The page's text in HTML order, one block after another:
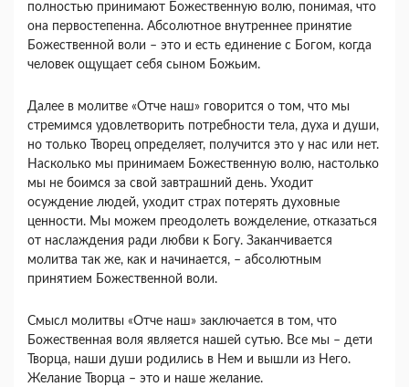
полностью принимают Божественную волю, понимая, что
она первостепенна. Абсолютное внутреннее принятие
Божественной воли – это и есть единение с Богом, когда
человек ощущает себя сыном Божьим.
Далее в молитве «Отче наш» говорится о том, что мы
стремимся удовлетворить потребности тела, духа и души,
но только Творец определяет, получится это у нас или нет.
Насколько мы принимаем Божественную волю, настолько
мы не боимся за свой завтрашний день. Уходит
осуждение людей, уходит страх потерять духовные
ценности. Мы можем преодолеть вожделение, отказаться
от наслаждения ради любви к Богу. Заканчивается
молитва так же, как и начинается, – абсолютным
принятием Божественной воли.
Смысл молитвы «Отче наш» заключается в том, что
Божественная воля является нашей сутью. Все мы – дети
Творца, наши души родились в Нем и вышли из Него.
Желание Творца – это и наше желание.